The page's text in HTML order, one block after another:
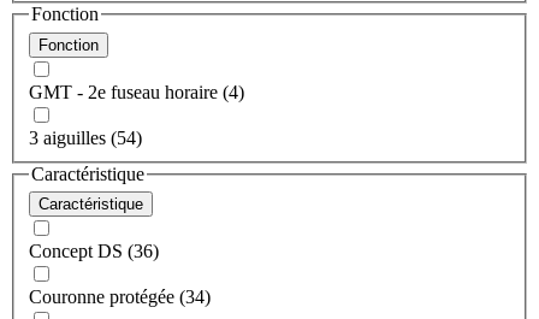
Fonction
Fonction
GMT - 2e fuseau horaire (4)
3 aiguilles (54)
Caractéristique
Caractéristique
Concept DS (36)
Couronne protégée (34)